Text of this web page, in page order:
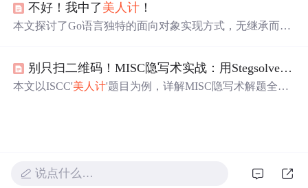
险等合规挑战，提出系统化运营与品牌化发展是可持续增
长的关键。
不好！我中了美人计 ！
本文探讨了Go语言独特的面向对象实现方式，无继承而有
对象语言如C++和Java形成鲜明对比。
别只扫二维码！MISC隐写术实战：用Stegsolve和010Editor破解ISCC‘
本文以ISCC'美人计'题目为例，详解MISC隐写术解题全流
说点什么…